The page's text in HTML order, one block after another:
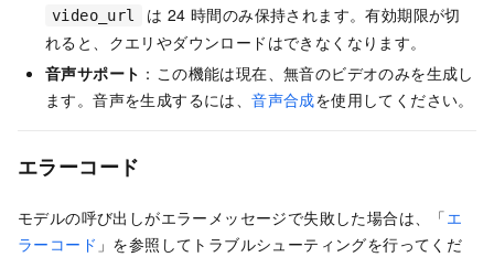
video_url
は 24 時間のみ保持されます。有効期限が切
れると、クエリやダウンロードはできなくなります。
音声サポート ：この機能は現在、無音のビデオのみを生成し
ます。音声を生成するには、音声合成を使用してください。
エラーコード
モデルの呼び出しがエラーメッセージで失敗した場合は、「エ
ラーコード 」を参照してトラブルシューティングを行ってくだ